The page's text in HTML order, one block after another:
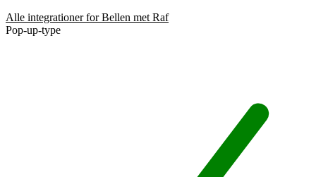
Alle integrationer for Bellen met Raf
Pop-up-type